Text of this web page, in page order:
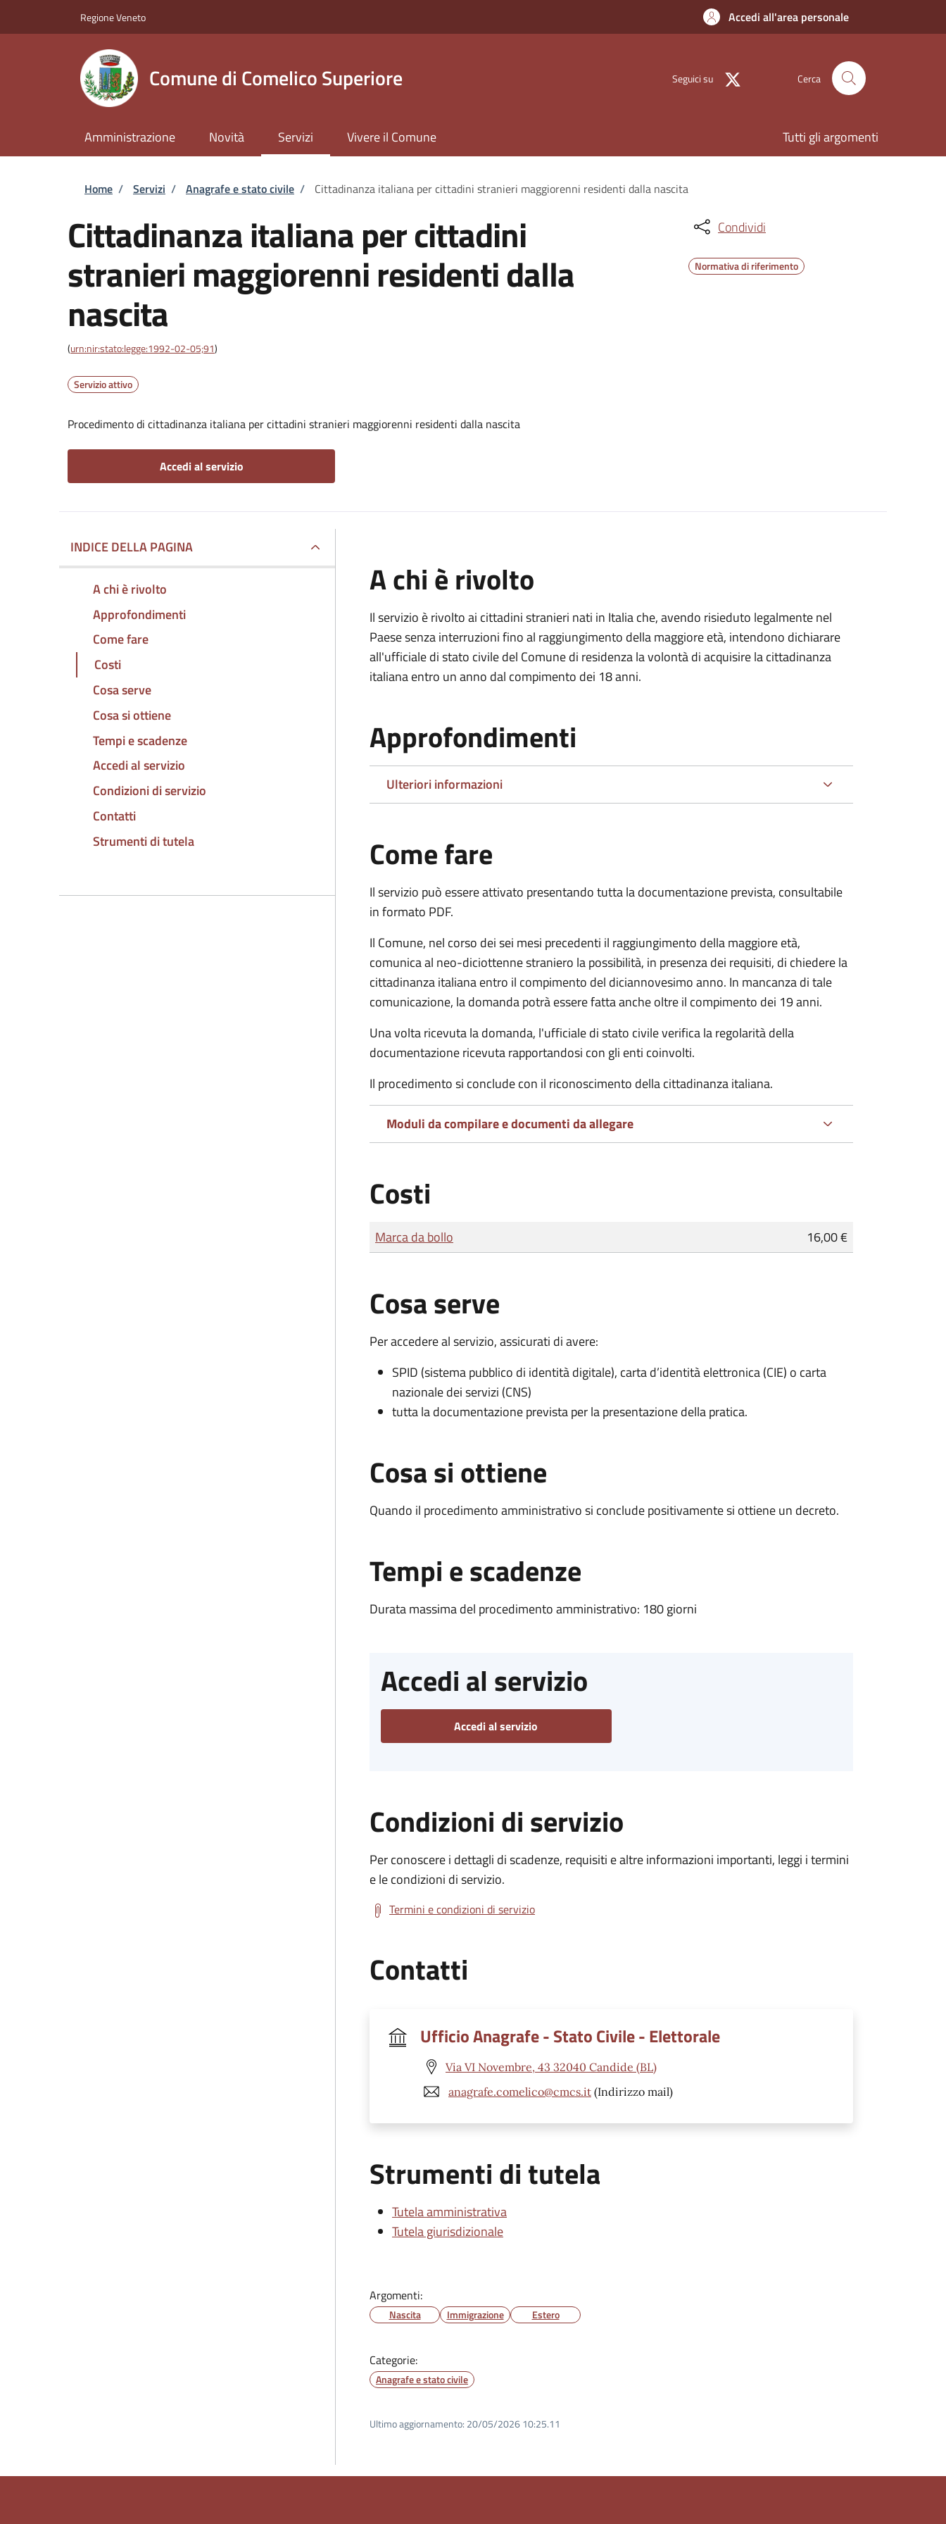
Regione Veneto Accedi all'area personale
Comune di Comelico Superiore Seguici su Cerca
Amministrazione Novità Servizi Vivere il Comune Tutti gli argomenti
Briciole di pane
Home / Servizi / Anagrafe e stato civile / Cittadinanza italiana per cittadini stranieri maggiorenni residenti dalla nascita
Cittadinanza italiana per cittadini
stranieri maggiorenni residenti dalla
nascita
(urn:nir:stato:legge:1992-02-05;91)
Servizio attivo
Procedimento di cittadinanza italiana per cittadini stranieri maggiorenni residenti dalla nascita
Accedi al servizio
Condividi
Normativa di riferimento
INDICE DELLA PAGINA
A chi è rivolto
Approfondimenti
Come fare
Costi
Cosa serve
Cosa si ottiene
Tempi e scadenze
Accedi al servizio
Condizioni di servizio
Contatti
Strumenti di tutela
A chi è rivolto
Il servizio è rivolto ai cittadini stranieri nati in Italia che, avendo risieduto legalmente nel
Paese senza interruzioni fino al raggiungimento della maggiore età, intendono dichiarare
all'ufficiale di stato civile del Comune di residenza la volontà di acquisire la cittadinanza
italiana entro un anno dal compimento dei 18 anni.
Approfondimenti
Ulteriori informazioni
Come fare
Il servizio può essere attivato presentando tutta la documentazione prevista, consultabile
in formato PDF.
Il Comune, nel corso dei sei mesi precedenti il raggiungimento della maggiore età,
comunica al neo-diciottenne straniero la possibilità, in presenza dei requisiti, di chiedere la
cittadinanza italiana entro il compimento del diciannovesimo anno. In mancanza di tale
comunicazione, la domanda potrà essere fatta anche oltre il compimento dei 19 anni.
Una volta ricevuta la domanda, l'ufficiale di stato civile verifica la regolarità della
documentazione ricevuta rapportandosi con gli enti coinvolti.
Il procedimento si conclude con il riconoscimento della cittadinanza italiana.
Moduli da compilare e documenti da allegare
Costi
Tipo di pagamento
Importo
Marca da bollo 16,00 €
Cosa serve
Per accedere al servizio, assicurati di avere:
SPID (sistema pubblico di identità digitale), carta d’identità elettronica (CIE) o carta
nazionale dei servizi (CNS)
tutta la documentazione prevista per la presentazione della pratica.
Cosa si ottiene
Quando il procedimento amministrativo si conclude positivamente si ottiene un decreto.
Tempi e scadenze
Durata massima del procedimento amministrativo: 180 giorni
Accedi al servizio
Accedi al servizio
Condizioni di servizio
Per conoscere i dettagli di scadenze, requisiti e altre informazioni importanti, leggi i termini
e le condizioni di servizio.
Termini e condizioni di servizio
Contatti
Ufficio Anagrafe - Stato Civile - Elettorale
Via VI Novembre, 43 32040 Candide (BL)
anagrafe.comelico@cmcs.it (Indirizzo mail)
Strumenti di tutela
Tutela amministrativa
Tutela giurisdizionale
Argomenti:
Nascita Immigrazione Estero
Categorie:
Anagrafe e stato civile
Ultimo aggiornamento: 20/05/2026 10:25.11